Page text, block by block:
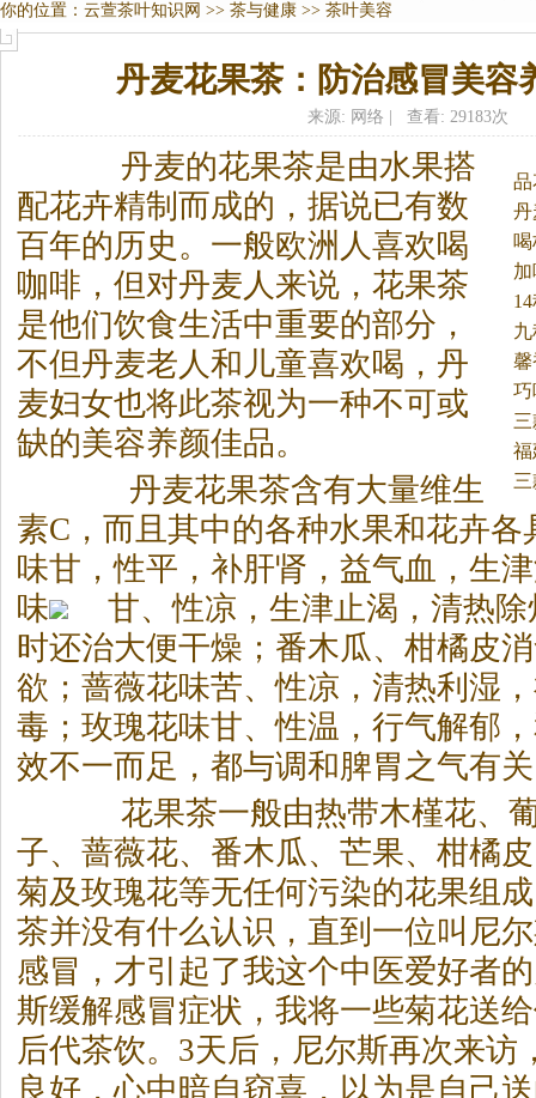
你的位置： 云萱茶叶知识网 >> 茶与健康 >> 茶叶美容
丹麦花果茶：防治感冒美容
来源: 网络 | 查看: 29183次
丹麦的花果茶是由水果搭
配花卉精制而成的，据说已有数
百年的历史。 一般欧洲人喜欢喝
咖啡，但对丹麦人来说，花果茶
是他们饮食生活中重要的部分，
不但丹麦老人和儿童喜欢喝，丹
麦妇女也将此茶视为一种不可或
缺的美容养颜佳品。
丹麦花果茶含有大量维生
素C，而且其中的各种水果和花卉
味甘，性平，补肝肾，益气血，生
味
甘、性凉，生津止渴，清热
时还治大便干燥；番木瓜、柑橘皮
欲；蔷薇花味苦、性凉，清热利湿
毒；玫瑰花味甘、性温，行气解郁
效不一而足，都与调和脾胃之气有
花果茶一般由热带木槿花、
子、蔷薇花、番木瓜、芒果、柑橘
菊及玫瑰花等无任何污染的花果组
茶并没有什么认识，直到一位叫尼
感冒，才引起了我这个中医爱好者
斯缓解感冒症状，我将一些菊花送
后代茶饮。3天后，尼尔斯再次来访
良好，心中暗自窃喜，以为是自己